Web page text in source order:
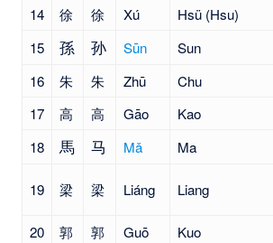
14
徐 徐 Xú Hsü (Hsu)
15
孫 孙 Sūn Sun
16
朱 朱 Zhū Chu
17
高 高 Gāo Kao
18
馬 马 Mǎ Ma
19 梁 梁 Liáng Liang
20 郭 郭 Guō Kuo